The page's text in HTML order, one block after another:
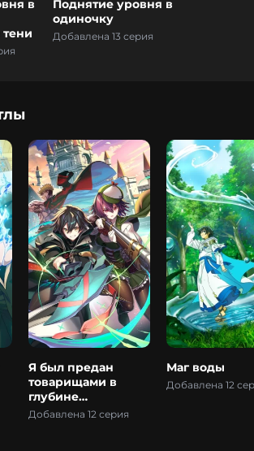
в
тени
Поднятие уровня в
одиночку
Добавлена 13 серия
Я был предан
товарищами в
глубине
подземелья, но
Добавлена 12 серия
Маг воды
Добавлена 12